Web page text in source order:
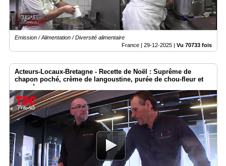
Emission / Alimentation / Diversité alimentaire
France | 29-12-2025 | Vu 70733 fois
Acteurs-Locaux-Bretagne - Recette de Noël : Suprême de
chapon poché, crème de langoustine, purée de chou-fleur et
grue de cacao.